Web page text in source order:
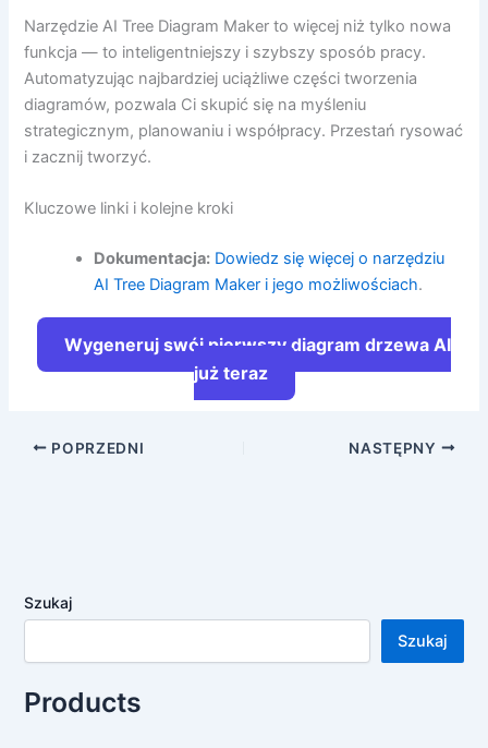
Narzędzie AI Tree Diagram Maker to więcej niż tylko nowa
funkcja — to inteligentniejszy i szybszy sposób pracy.
Automatyzując najbardziej uciążliwe części tworzenia
diagramów, pozwala Ci skupić się na myśleniu
strategicznym, planowaniu i współpracy. Przestań rysować
i zacznij tworzyć.
Kluczowe linki i kolejne kroki
Dokumentacja: Dowiedz się więcej o narzędziu
AI Tree Diagram Maker i jego możliwościach.
Wygeneruj swój pierwszy diagram drzewa AI
już teraz
POPRZEDNI NASTĘPNY
Szukaj
Szukaj
Products